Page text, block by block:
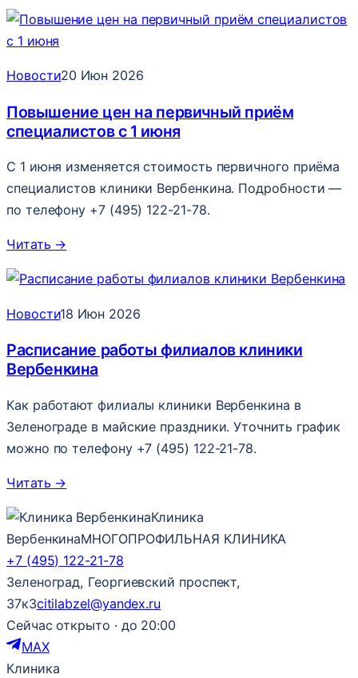
Новости20 Июн 2026
Повышение цен на первичный приём
специалистов с 1 июня
С 1 июня изменяется стоимость первичного приёма
специалистов клиники Вербенкина. Подробности —
по телефону +7 (495) 122-21-78.
Читать →
Новости18 Июн 2026
Расписание работы филиалов клиники
Вербенкина
Как работают филиалы клиники Вербенкина в
Зеленограде в майские праздники. Уточнить график
можно по телефону +7 (495) 122-21-78.
Читать →
Клиника
ВербенкинаМНОГОПРОФИЛЬНАЯ КЛИНИКА
+7 (495) 122-21-78
Зеленоград, Георгиевский проспект,
37к3citilabzel@yandex.ru
Сейчас открыто · до 20:00
MAX
Клиника